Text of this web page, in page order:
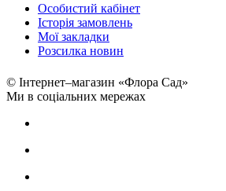
Особистий кабінет
Історія замовлень
Мої закладки
Розсилка новин
© Інтернет–магазин «Флора Сад»
Ми в соціальних мережах